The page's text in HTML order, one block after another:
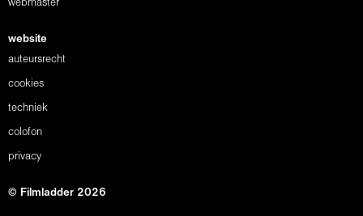
webmaster
website
auteursrecht
cookies
techniek
colofon
privacy
© Filmladder 2026